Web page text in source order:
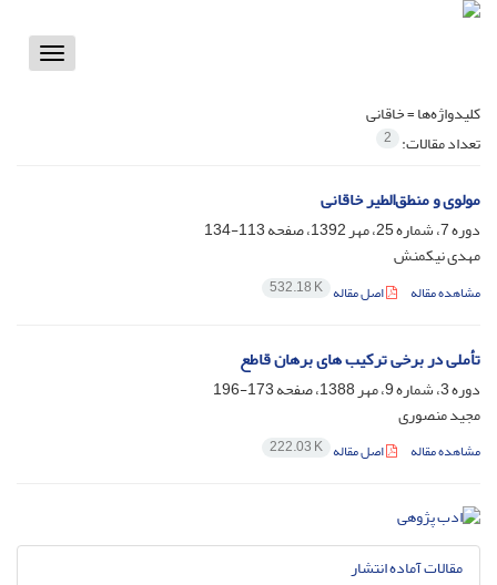
Toggle
کلیدواژه‌ها =خاقانی
تعداد مقالات: 2
مولوی و منطق‌الطیر خاقانی
دوره 7، شماره 25، مهر 1392، صفحه
113-134
مهدی نیکمنش
مشاهده مقاله اصل مقاله 532.18 K
تأملی در برخی ترکیب های برهان قاطع
دوره 3، شماره 9، مهر 1388، صفحه
173-196
مجید منصوری
مشاهده مقاله اصل مقاله 222.03 K
مقالات آماده انتشار